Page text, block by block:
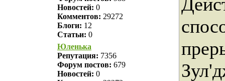
Новостей: 0
Комментов: 29272
Блоги: 12
Статьи: 0
Юленька
Репутация: 7356
Форум постов: 679
Новостей: 0